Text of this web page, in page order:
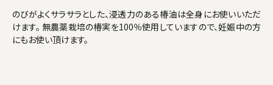
のびがよくサラサラとした、浸透力のある椿油は全身にお使いいただ
けます。 無農薬栽培の椿実を100％使用していますので、妊娠中の方
にもお使い頂けます。